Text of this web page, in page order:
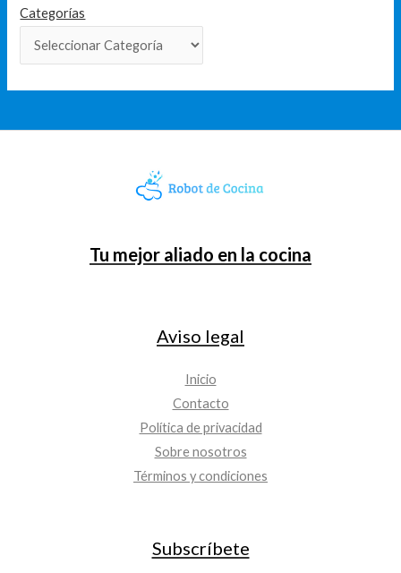
Categorías
Tu mejor aliado en la cocina
Aviso legal
Inicio
Contacto
Política de privacidad
Sobre nosotros
Términos y condiciones
Subscríbete